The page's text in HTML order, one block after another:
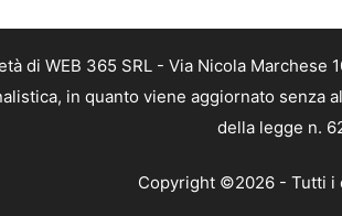
di WEB 365 SRL - Via Nicola Marchese
in quanto viene aggiornato
della legge n.
Copyright ©2026 - Tutti i